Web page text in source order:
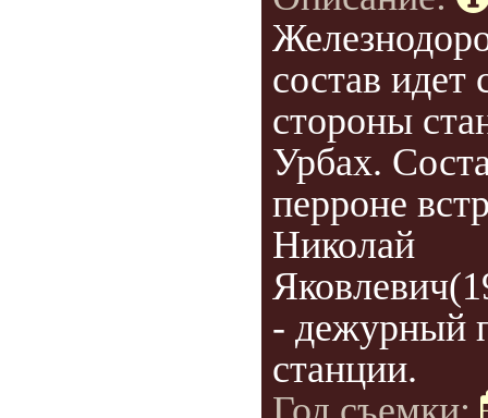
состав идет
стороны
Урбах.
перроне
Николай
- дежурный
станции.